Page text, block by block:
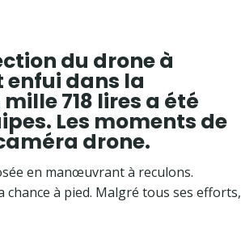
du drone à
enfui dans la
718 lires a été
Les moments de
drone.
en manœuvrant à reculons.
à pied. Malgré tous ses efforts,